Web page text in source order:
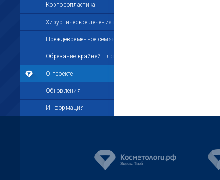
Корпоропластика
Хирургическое лечение импотенции
Преждевременное семяизвержение
Обрезание крайней плоти
О проекте
Обновления
Информация